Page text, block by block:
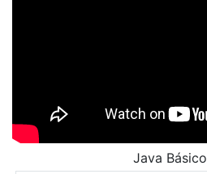
Java Básico